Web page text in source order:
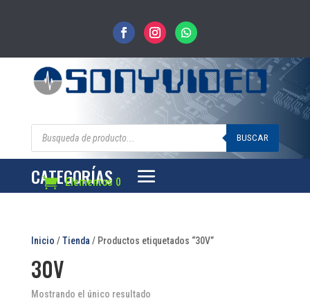
Búsqueda
BUSCAR
Elementos 0
CATEGORÍAS
Inicio /Tienda / Productos etiquetados “30V”
30V
Mostrando el único resultado